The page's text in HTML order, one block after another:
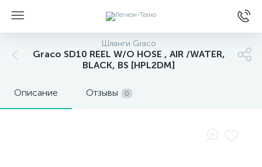
Шланги Graco
Graco SD10 REEL W/O HOSE , AIR /WATER,
BLACK, BS [HPL2DM]
Описание Отзывы 0